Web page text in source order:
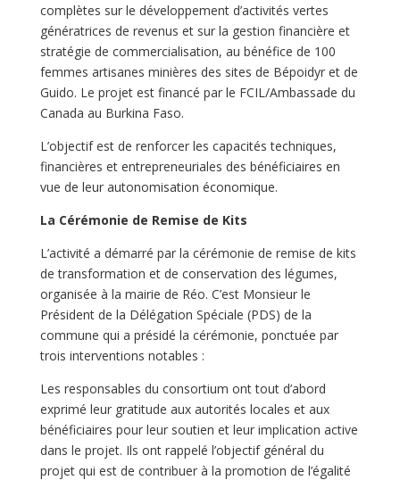
complètes sur le développement d’activités vertes
génératrices de revenus et sur la gestion financière et
stratégie de commercialisation, au bénéfice de 100
femmes artisanes minières des sites de Bépoidyr et de
Guido. Le projet est financé par le FCIL/Ambassade du
Canada au Burkina Faso.
L’objectif est de renforcer les capacités techniques,
financières et entrepreneuriales des bénéficiaires en
vue de leur autonomisation économique.
La Cérémonie de Remise de Kits
L’activité a démarré par la cérémonie de remise de kits
de transformation et de conservation des légumes,
organisée à la mairie de Réo. C’est Monsieur le
Président de la Délégation Spéciale (PDS) de la
commune qui a présidé la cérémonie, ponctuée par
trois interventions notables :
Les responsables du consortium ont tout d’abord
exprimé leur gratitude aux autorités locales et aux
bénéficiaires pour leur soutien et leur implication active
dans le projet. Ils ont rappelé l’objectif général du
projet qui est de contribuer à la promotion de l’égalité